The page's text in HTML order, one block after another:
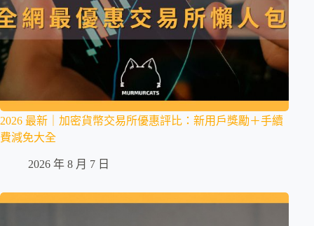
2026 最新｜加密貨幣交易所優惠評比：新用戶獎勵＋手續
費減免大全
2026 年 8 月 7 日